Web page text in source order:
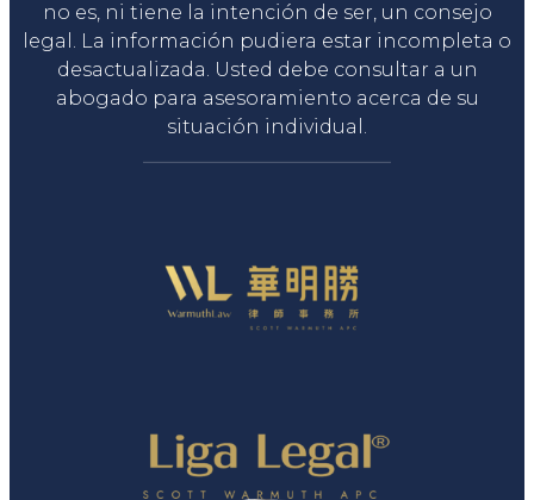
no es, ni tiene la intención de ser, un consejo
legal. La información pudiera estar incompleta o
desactualizada. Usted debe consultar a un
abogado para asesoramiento acerca de su
situación individual.